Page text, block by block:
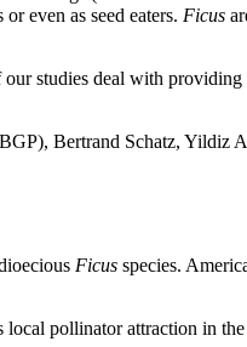
even as seed eaters. Ficus
studies deal with
Bertrand Schatz, Yildiz
Ficus species.
pollinator attraction in